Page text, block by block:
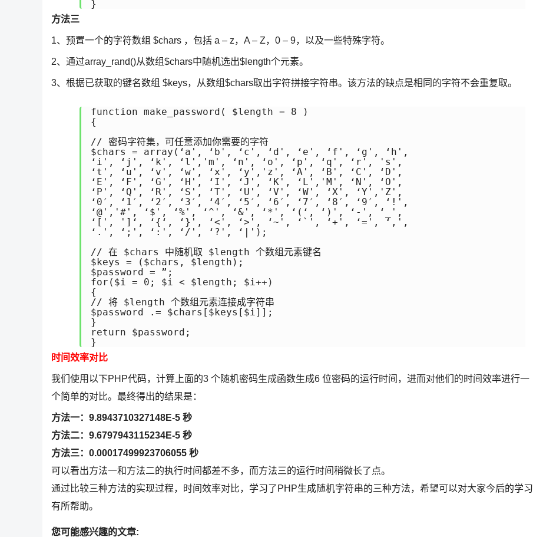
方法三
1、预置一个的字符数组 $chars ，包括 a – z，A – Z，0 – 9，以及一些特殊字符。
2、通过array_rand()从数组$chars中随机选出$length个元素。
3、根据已获取的键名数组 $keys，从数组$chars取出字符拼接字符串。该方法的缺点是相同的字符不会重复取。
function make_password( $length = 8 )
{
// 密码字符集，可任意添加你需要的字符
$chars = array(‘a', ‘b', ‘c', ‘d', ‘e', ‘f', ‘g', ‘h',
‘i', ‘j', ‘k', ‘l','m', ‘n', ‘o', ‘p', ‘q', ‘r', 's',
‘t', ‘u', ‘v', ‘w', ‘x', ‘y','z', ‘A', ‘B', ‘C', ‘D',
‘E', ‘F', ‘G', ‘H', ‘I', ‘J', ‘K', ‘L','M', ‘N', ‘O',
‘P', ‘Q', ‘R', ‘S', ‘T', ‘U', ‘V', ‘W', ‘X', ‘Y','Z',
‘0′, ‘1′, ‘2′, ‘3′, ‘4′, ‘5′, ‘6′, ‘7′, ‘8′, ‘9′, ‘!',
‘@','#', ‘$', ‘%', ‘^', ‘&', ‘*', ‘(‘, ‘)', ‘-', ‘_',
‘[', ']‘, ‘{‘, ‘}', ‘<', ‘>', ‘~', ‘`', ‘+', ‘=', ‘,',
‘.', ‘;', ‘:', ‘/', ‘?', ‘|');
// 在 $chars 中随机取 $length 个数组元素键名
$keys = ($chars, $length);
$password = ”;
for($i = 0; $i < $length; $i++)
{
// 将 $length 个数组元素连接成字符串
$password .= $chars[$keys[$i]];
}
return $password;
}
时间效率对比
我们使用以下PHP代码，计算上面的3 个随机密码生成函数生成6 位密码的运行时间，进而对他们的时间效率进行一
个简单的对比。最终得出的结果是：
方法一：9.8943710327148E-5 秒
方法二：9.6797943115234E-5 秒
方法三：0.00017499923706055 秒
可以看出方法一和方法二的执行时间都差不多，而方法三的运行时间稍微长了点。
通过比较三种方法的实现过程，时间效率对比，学习了PHP生成随机字符串的三种方法，希望可以对大家今后的学习
有所帮助。
您可能感兴趣的文章: